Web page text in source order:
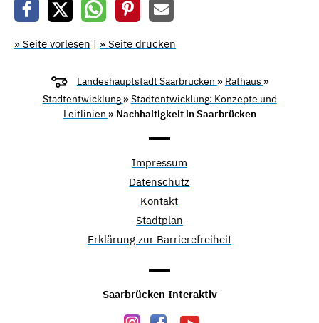
» Seite vorlesen | » Seite drucken
Landeshauptstadt Saarbrücken » Rathaus »
Stadtentwicklung »Stadtentwicklung: Konzepte und
Leitlinien » Nachhaltigkeit in Saarbrücken
Impressum
Datenschutz
Kontakt
Stadtplan
Erklärung zur Barrierefreiheit
Saarbrücken Interaktiv